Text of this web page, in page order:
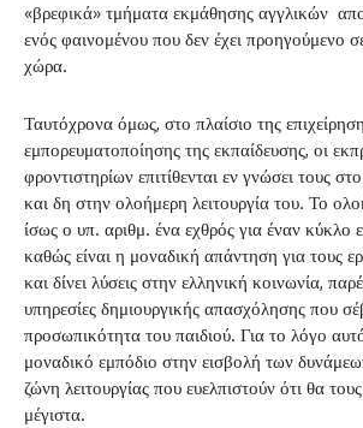
«βρεφικά» τμήματα εκμάθησης αγγλικών
ενός φαινομένου που δεν έχει προηγούμενο
χώρα.
Ταυτόχρονα όμως, στο πλαίσιο της
εμπορευματοποίησης της εκπαίδευσης, οι
φροντιστηρίων επιτίθενται εν γνώσει τους
και δη στην ολοήμερη λειτουργία του. Το
ίσως ο υπ. αριθμ. ένα εχθρός για έναν κύκλο
καθώς είναι η μοναδική απάντηση για τους
και δίνει λύσεις στην ελληνική κοινωνία,
υπηρεσίες δημιουργικής απασχόλησης που
προσωπικότητα του παιδιού. Για το λόγο
μοναδικό εμπόδιο στην εισβολή των
ζώνη λειτουργίας που ευελπιστούν ότι θα
μέγιστα.